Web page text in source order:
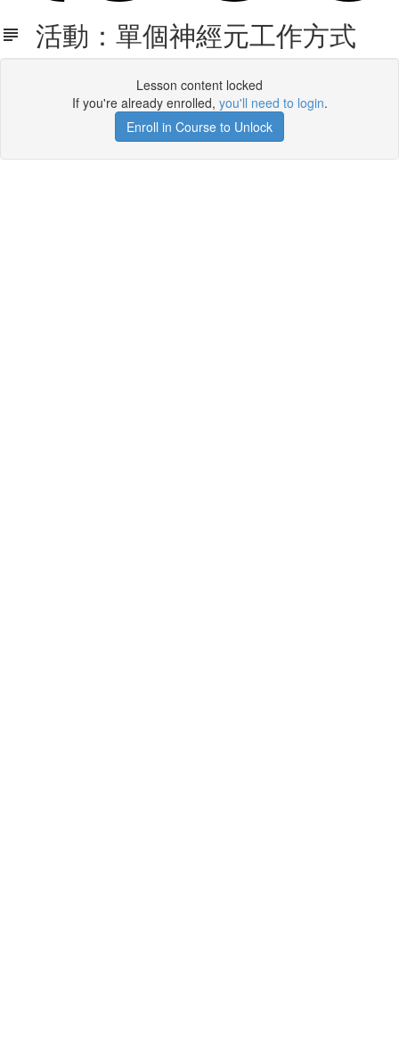
活動：單個神經元工作方式
Lesson content locked
If you're already enrolled, you'll need to login.
Enroll in Course to Unlock